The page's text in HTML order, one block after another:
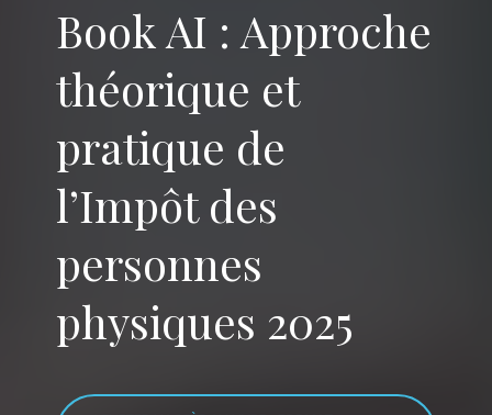
Book AI : Approche
théorique et
pratique de
l’Impôt des
personnes
physiques 2025